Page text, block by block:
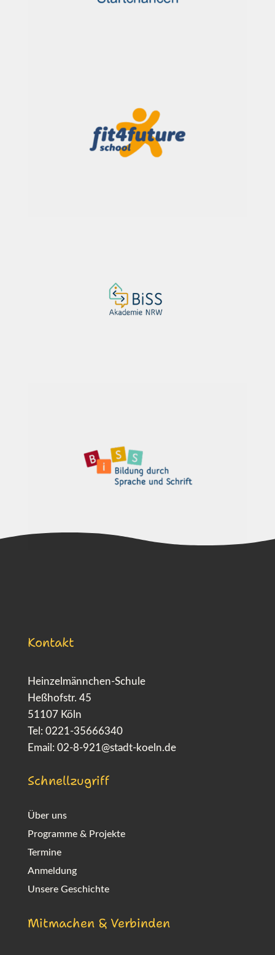
Kontakt
Heinzelmännchen-Schule
Heßhofstr. 45
51107 Köln
Tel: 0221-35666340
Email: 02-8-921@stadt-koeln.de
Schnellzugriff
Über uns
Programme & Projekte
Termine
Anmeldung
Unsere Geschichte
Mitmachen & Verbinden